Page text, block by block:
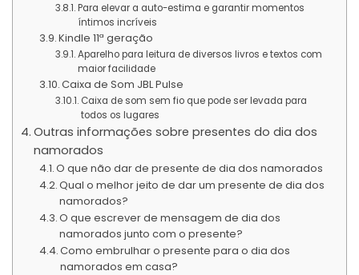
Para elevar a auto-estima e garantir momentos
íntimos incríveis
Kindle 11ª geração
Aparelho para leitura de diversos livros e textos com
maior facilidade
Caixa de Som JBL Pulse
Caixa de som sem fio que pode ser levada para
todos os lugares
Outras informações sobre presentes do dia dos
namorados
O que não dar de presente de dia dos namorados
Qual o melhor jeito de dar um presente de dia dos
namorados?
O que escrever de mensagem de dia dos
namorados junto com o presente?
Como embrulhar o presente para o dia dos
namorados em casa?